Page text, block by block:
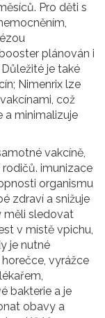
Pro děti s
plánován i
je také
Nimenrix lze
což
a minimalizuje
vakcíně,
imunizace
organismu
zdraví a snižuje
měli sledovat
v místě vpichu,
je nutné
vyrážce
bakterie a je
obavy a